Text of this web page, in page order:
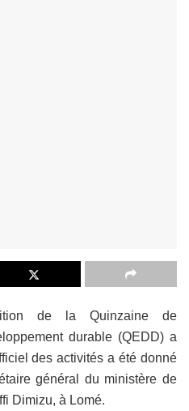
de la Quinzaine de
durable (QEDD) a
des activités a été donné
général du ministère de
Dimizu, à Lomé.